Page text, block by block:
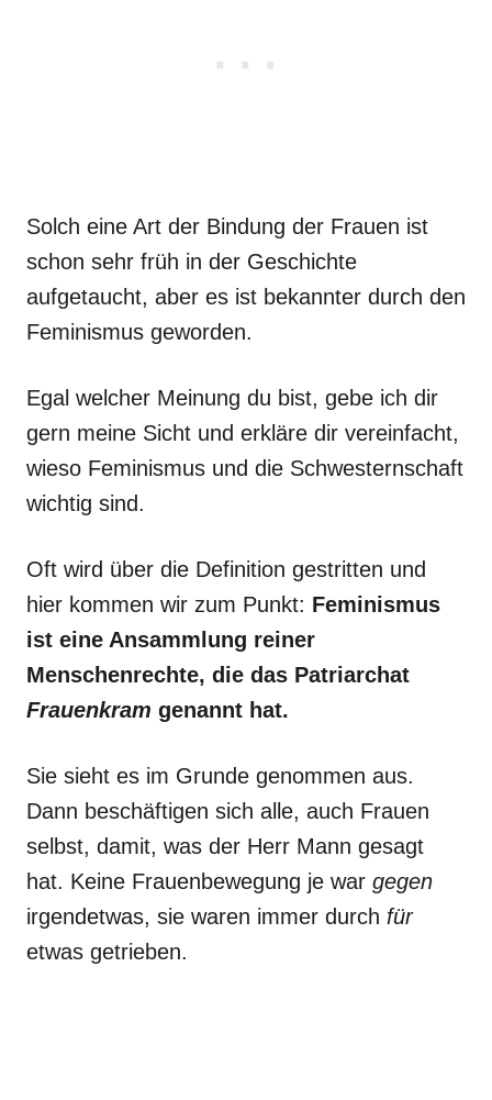
Solch eine Art der Bindung der Frauen ist
schon sehr früh in der Geschichte
aufgetaucht, aber es ist bekannter durch den
Feminismus geworden.
Egal welcher Meinung du bist, gebe ich dir
gern meine Sicht und erkläre dir vereinfacht,
wieso Feminismus und die Schwesternschaft
wichtig sind.
Oft wird über die Definition gestritten und
hier kommen wir zum Punkt: Feminismus
ist eine Ansammlung reiner
Menschenrechte, die das Patriarchat
Frauenkram genannt hat.
Sie sieht es im Grunde genommen aus.
Dann beschäftigen sich alle, auch Frauen
selbst, damit, was der Herr Mann gesagt
hat. Keine Frauenbewegung je war gegen
irgendetwas, sie waren immer durch für
etwas getrieben.